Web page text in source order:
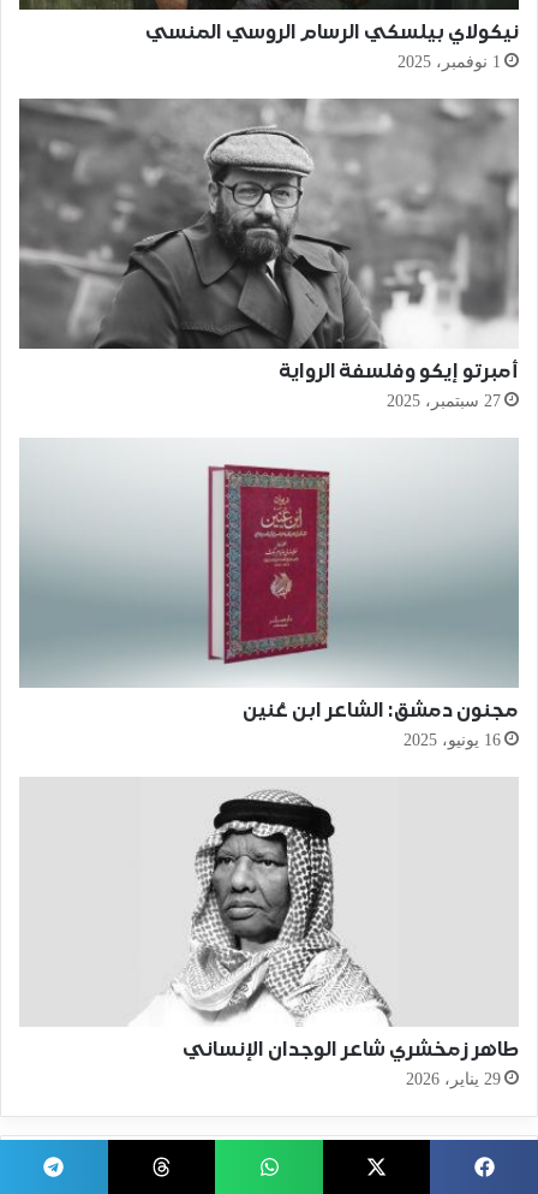
نيكولاي بيلسكي الرسام الروسي المنسي
1 نوفمبر، 2025
أمبرتو إيكو وفلسفة الرواية
27 سبتمبر، 2025
مجنون دمشق: الشاعر ابن عُنين
16 يونيو، 2025
طاهر زمخشري شاعر الوجدان الإنساني
29 يناير، 2026
العدد الحالي